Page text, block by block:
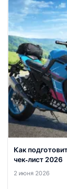
Как
чек‑лист 2026
2 июня 2026